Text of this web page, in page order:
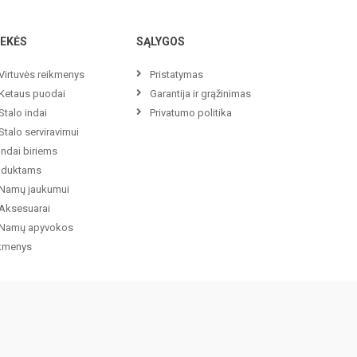
reikmenys
puodai
indai
serviravimui
biriems
jaukumui
Aksesuarai
apyvokos
SĄLYGOS
Pristatymas
Garantija ir grąžinimas
Privatumo politika